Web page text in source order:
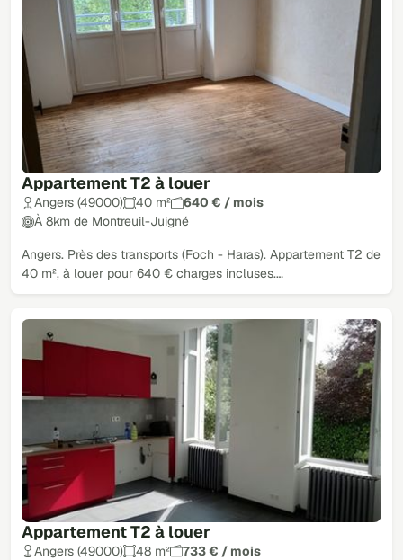
Appartement T2 à louer
Angers (49000) 40 m²
640 € / mois
À 8km de Montreuil-Juigné
Angers. Près des transports (Foch - Haras). Appartement T2 de
40 m², à louer pour 640 € charges incluses.…
Appartement T2 à louer
Angers (49000) 48 m²
733 € / mois